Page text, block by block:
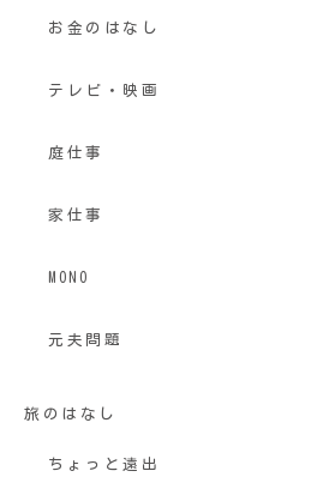
お金のはなし
テレビ・映画
庭仕事
家仕事
MONO
元夫問題
旅のはなし
ちょっと遠出